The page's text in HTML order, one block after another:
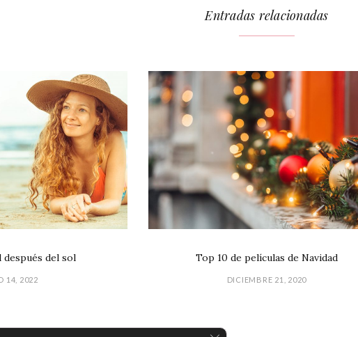
Entradas relacionadas
después del sol
14, 2022
Top 10 de películas de Navidad
DICIEMBRE 21, 2020